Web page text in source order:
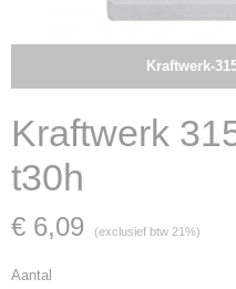
Kraftwerk-
Kraftwerk
t30h
€ 6,09 (exclusief btw 21%)
Aantal